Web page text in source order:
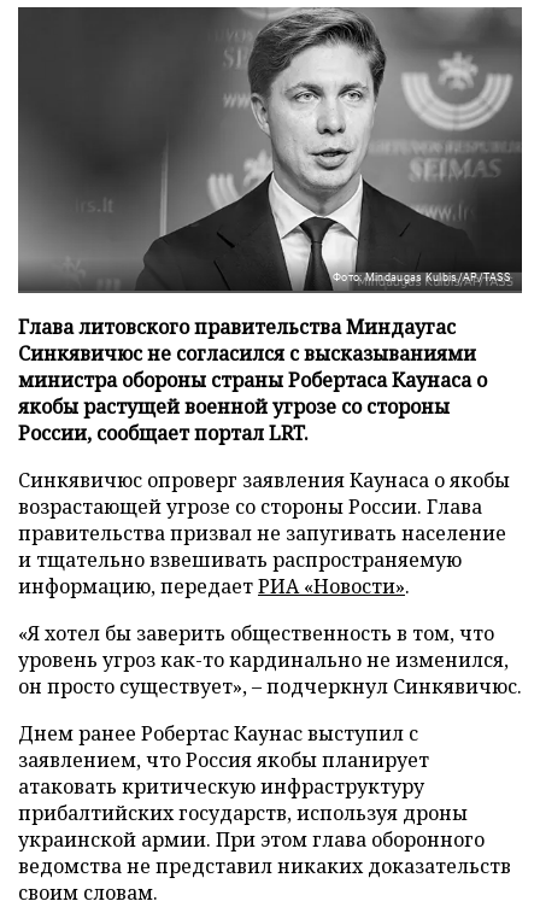
Фото: Mindaugas Kulbis/AP/TASS
Глава литовского правительства Миндаугас
Синкявичюс не согласился с высказываниями
министра обороны страны Робертаса Каунаса о
якобы растущей военной угрозе со стороны
России, сообщает портал LRT.
Синкявичюс опроверг заявления Каунаса о якобы
возрастающей угрозе со стороны России. Глава
правительства призвал не запугивать население
и тщательно взвешивать распространяемую
информацию, передаетРИА «Новости».
«Я хотел бы заверить общественность в том, что
уровень угроз как-то кардинально не изменился,
он просто существует», – подчеркнул Синкявичюс.
Днем ранее Робертас Каунас выступил с
заявлением, что Россия якобы планирует
атаковать критическую инфраструктуру
прибалтийских государств, используя дроны
украинской армии. При этом глава оборонного
ведомства не представил никаких доказательств
своим словам.